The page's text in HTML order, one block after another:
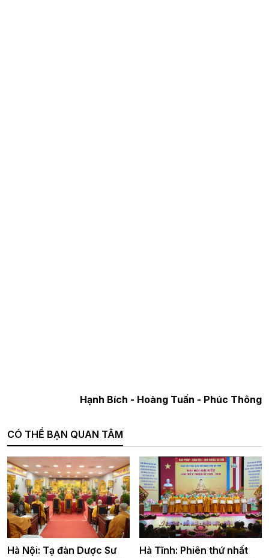
Hạnh Bích - Hoàng Tuấn - Phúc Thông
CÓ THỂ BẠN QUAN TÂM
Hà Nội: Tạ đàn Dược Sư
Hà Tĩnh: Phiên thứ nhất